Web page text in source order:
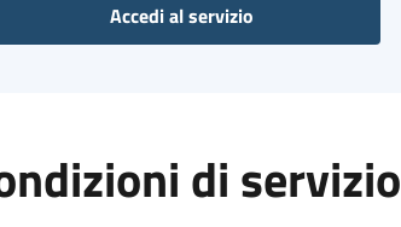
Accedi al servizio
di servizio